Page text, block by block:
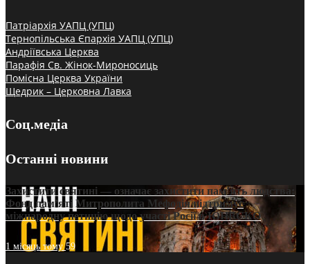
Патріархія УАПЦ (УПЦ)
Тернопільська Єпархія УАПЦ (УПЦ)
Андріївська Церква
Парафія Св. Жінок-Мироносиць
Помісна Церква України
Щедрик – Церковна Лавка
Соц.медіа
Останні новини
Захистити святині — означає захистити пам’ять людства:
Фонд пам’яті Митрополита Мефодія підтримує
міжнародну петицію щодо участі Росії в ЮНЕСКО
1 місяць тому59